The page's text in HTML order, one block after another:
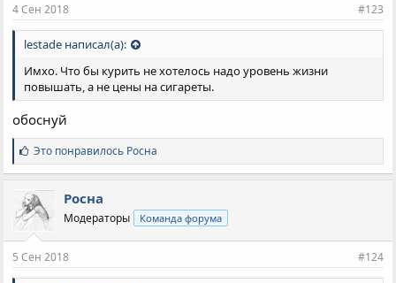
:
4 Сен 2018 #123
lestade написал(а):
Имхо. Что бы курить не хотелось надо уровень жизни
повышать, а не цены на сигареты.
обоснуй
С
и
м
п
а
т
и
:
Это понравилось Росна
Росна
Модераторы Команда форума
5 Сен 2018 #124